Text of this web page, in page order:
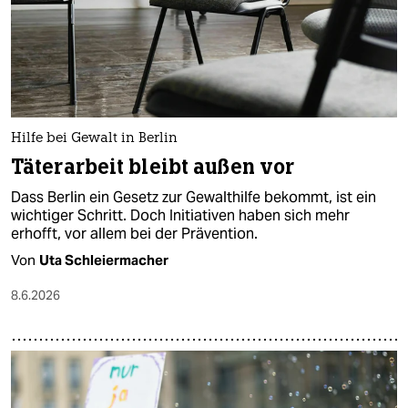
Hilfe bei Gewalt in Berlin
Täterarbeit bleibt außen vor
Dass Berlin ein Gesetz zur Gewalthilfe bekommt, ist ein
wichtiger Schritt. Doch Initiativen haben sich mehr
erhofft, vor allem bei der Prävention.
Von Uta Schleiermacher
8.6.2026